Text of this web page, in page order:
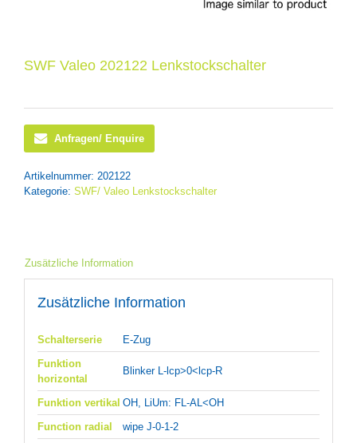
SWF Valeo 202122 Lenkstockschalter
Anfragen/ Enquire
Artikelnummer: 202122
Kategorie: SWF/ Valeo Lenkstockschalter
Zusätzliche Information
Zusätzliche Information
Schalterserie
E-Zug
Funktion
horizontal
Blinker L-lcp>0<lcp-R
Funktion vertikal OH, LiUm: FL-AL<OH
Function radial
wipe J-0-1-2